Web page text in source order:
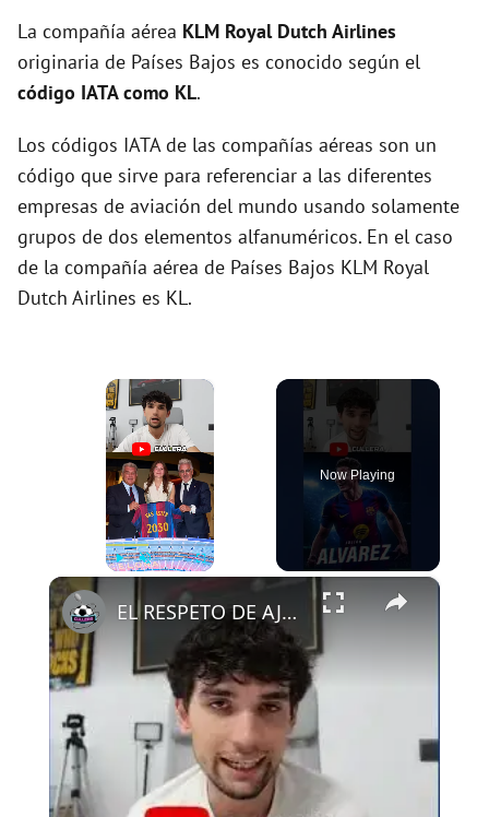
La compañía aérea KLM Royal Dutch Airlines
originaria de Países Bajos es conocido según el
código IATA como KL.
Los códigos IATA de las compañías aéreas son un
código que sirve para referenciar a las diferentes
empresas de aviación del mundo usando solamente
grupos de dos elementos alfanuméricos. En el caso
de la compañía aérea de Países Bajos KLM Royal
Dutch Airlines es KL.
×
Now Playing
×
EL RESPETO DE AJAX AL FCB